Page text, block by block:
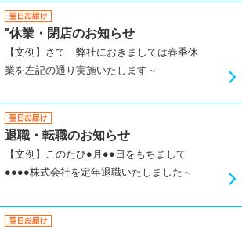
"休業・閉店のお知らせ
【文例】さて 弊社におきましては春季休
業を左記の通り実施いたします～
退職・転職のお知らせ
【文例】このたび●月●●日をもちまして
●●●●株式会社を定年退職いたしました～